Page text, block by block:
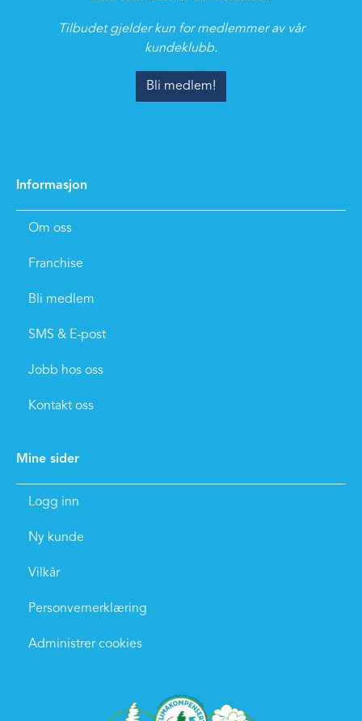
Tilbudet gjelder kun for medlemmer av vår
kundeklubb.
Bli medlem!
Informasjon
Om oss
Franchise
Bli medlem
SMS & E-post
Jobb hos oss
Kontakt oss
Mine sider
Logg inn
Ny kunde
Vilkår
Personvernerklæring
Administrer cookies